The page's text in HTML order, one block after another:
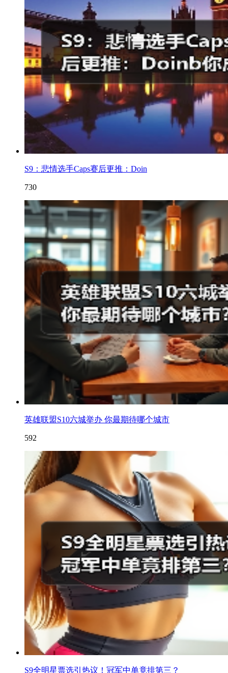
S9：悲情选手Caps赛后更推：Doin
730
英雄联盟S10六城举办 你最期待哪个城市
592
S9全明星票选引热议！冠军中单竟排第三？